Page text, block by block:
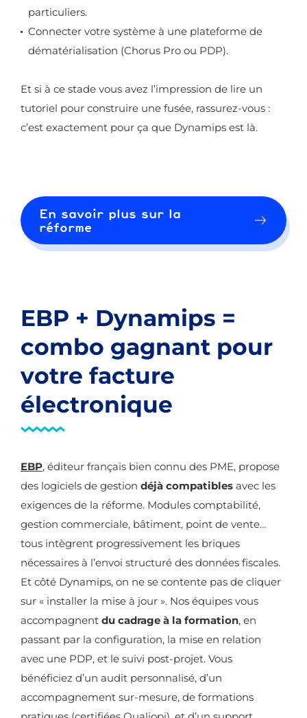
particuliers.
Connecter votre système à une plateforme de
dématérialisation (Chorus Pro ou PDP).
Et si à ce stade vous avez l’impression de lire un
tutoriel pour construire une fusée, rassurez-vous :
c’est exactement pour ça que Dynamips est là.
En savoir plus sur la
réforme
EBP + Dynamips =
combo gagnant pour
votre facture
électronique
EBP, éditeur français bien connu des PME, propose
des logiciels de gestion déjà compatibles avec les
exigences de la réforme. Modules comptabilité,
gestion commerciale, bâtiment, point de vente…
tous intègrent progressivement les briques
nécessaires à l’envoi structuré des données fiscales.
Et côté Dynamips, on ne se contente pas de cliquer
sur « installer la mise à jour ». Nos équipes vous
accompagnent du cadrage à la formation, en
passant par la configuration, la mise en relation
avec une PDP, et le suivi post-projet. Vous
bénéficiez d’un audit personnalisé, d’un
accompagnement sur-mesure, de formations